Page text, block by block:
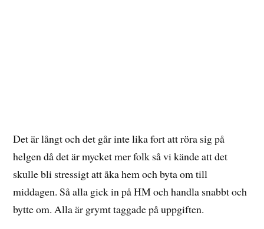
Det är långt och det går inte lika fort att röra sig på
helgen då det är mycket mer folk så vi kände att det
skulle bli stressigt att åka hem och byta om till
middagen. Så alla gick in på HM och handla snabbt och